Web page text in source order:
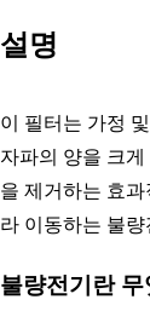
설명
이 필터는 가정
자파의 양을 크
을 제거하는 효
라 이동하는 불
불량전기란